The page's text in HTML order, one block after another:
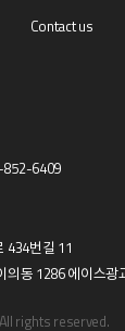
Contact us
6409
434번길 11
의동 1286 에이스광
rights reserved.